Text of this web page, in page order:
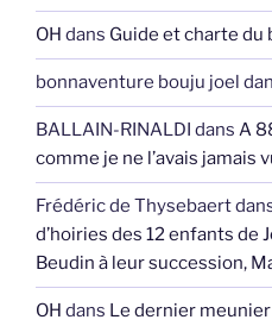
OH dans Guide et charte du
bonnaventure bouju joel
BALLAIN-RINALDI dans A
comme je ne l’avais jamais
Frédéric de Thysebaert
d’hoiries des 12 enfants de
Beudin à leur succession,
OH dans Le dernier